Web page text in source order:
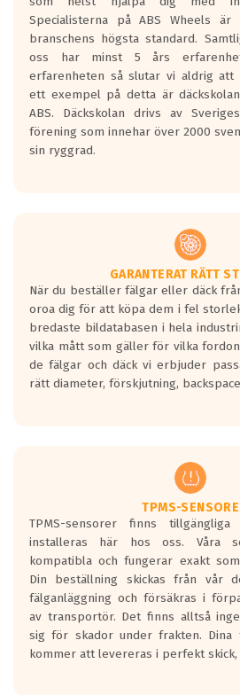
den kortaste bromssträckan och F
längsta.
Inga D eller G betyg delas ut för
personbilar och lätta lastbilar.
Betyget sätts efter ett test där
skall bromsa in på en väg där det
0.5-1.5 mm vatten.
I 80km/h kommer skillnaden på
Vid körning i över 50km/h brukar
rullmotståndets ljud överträffa
motorljudet.
På däckmärkningen kommer det
en symbol av ett däck med vågar.
bullernivå markeras med svarta
medans de vita vågorna påvisar om
ett tyst däck.
regelverket som introduceras år
Ett däck med två svarta vågor är
godkända för år 2016 nya regelverk.
Ett däck med en svart våg kommer
minst tre decibel tystare än det
regelverk som börjar gälla 2016.
Specialisterna på ABS Wheels
branschens högsta standard.
oss har minst 5 års
erfarenheten så slutar vi aldrig att
ett exempel på detta är
ABS. Däckskolan drivs av
förening som innehar över 2000
sin ryggrad.
GARANTERAT RÄTT
När du beställer fälgar eller däck
oroa dig för att köpa dem i fel
bredaste bildatabasen i hela
vilka mått som gäller för vilka
de fälgar och däck vi erbjuder
rätt diameter, förskjutning,
TPMS-
TPMS-sensorer finns
installeras här hos oss. Våra
kompatibla och fungerar exakt
Din beställning skickas från vår
fälganläggning och försäkras i
av transportör. Det finns alltså
sig för skador under frakten. Dina
kommer att levereras i perfekt